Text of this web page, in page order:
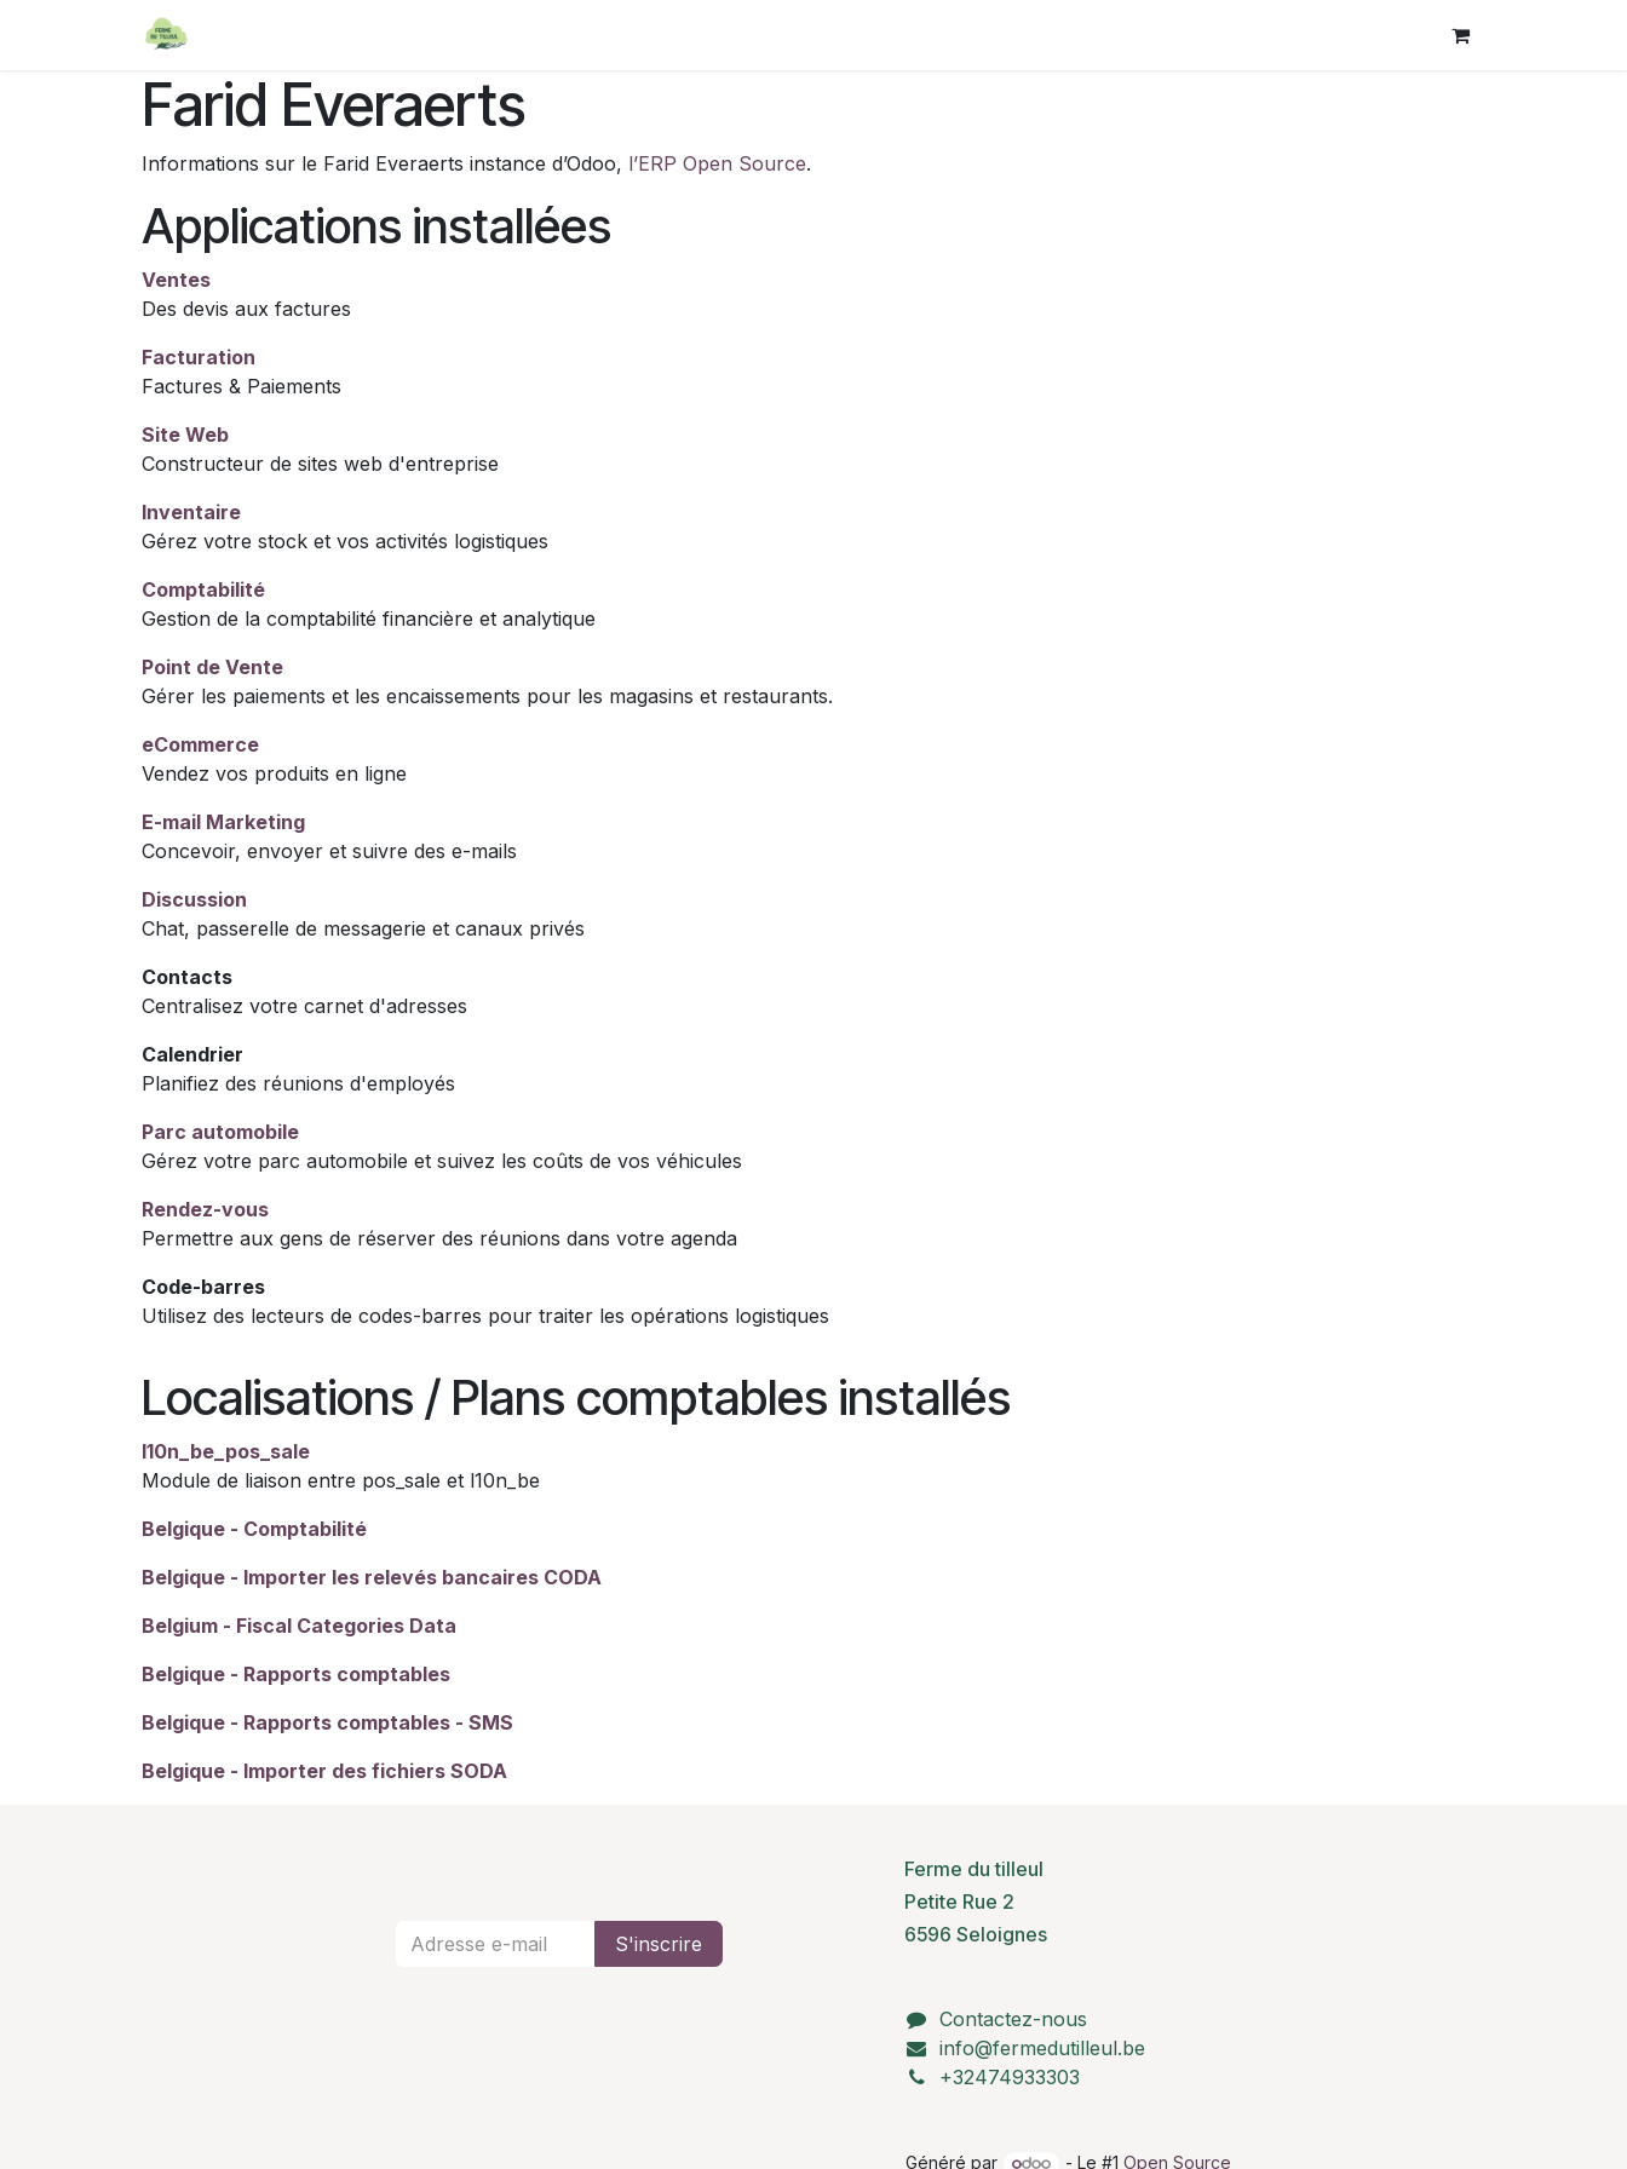
Se rendre au contenu
Farid Everaerts
Informations sur le Farid Everaerts instance d’Odoo, l’ERP Open Source.
Applications installées
Ventes
Des devis aux factures
Facturation
Factures & Paiements
Site Web
Constructeur de sites web d'entreprise
Inventaire
Gérez votre stock et vos activités logistiques
Comptabilité
Gestion de la comptabilité financière et analytique
Point de Vente
Gérer les paiements et les encaissements pour les magasins et restaurants.
eCommerce
Vendez vos produits en ligne
E-mail Marketing
Concevoir, envoyer et suivre des e-mails
Discussion
Chat, passerelle de messagerie et canaux privés
Contacts
Centralisez votre carnet d'adresses
Calendrier
Planifiez des réunions d'employés
Parc automobile
Gérez votre parc automobile et suivez les coûts de vos véhicules
Rendez-vous
Permettre aux gens de réserver des réunions dans votre agenda
Code-barres
Utilisez des lecteurs de codes-barres pour traiter les opérations logistiques
Localisations / Plans comptables installés
l10n_be_pos_sale
Module de liaison entre pos_sale et l10n_be
Belgique - Comptabilité
Belgique - Importer les relevés bancaires CODA
Belgium - Fiscal Categories Data
Belgique - Rapports comptables
Belgique - Rapports comptables - SMS
Belgique - Importer des fichiers SODA
S'inscrire
Ferme du tilleul
Petite Rue 2
6596 Seloignes
Contactez-nous
info@fermedutilleul.be
+32474933303
Généré par - Le #1 Open Source